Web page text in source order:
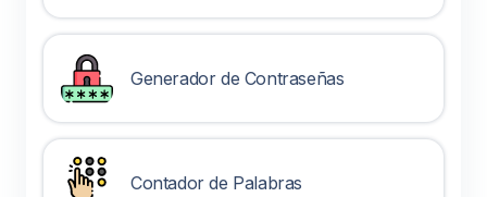
Generador de Contraseñas
Contador de Palabras